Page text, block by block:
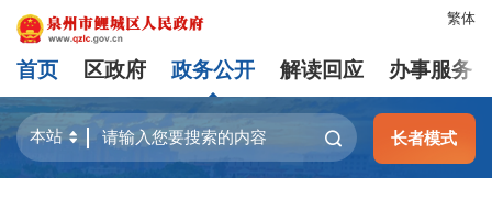
繁体
首页 区政府 政务公开 解读回应 办事服务
长者模式